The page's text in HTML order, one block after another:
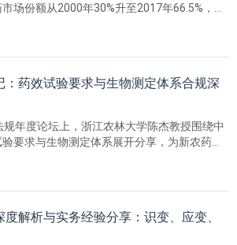
场份额从2000年30%升至2017年66.5%，成
战略方向，但需突破简单仿制，聚焦精准选品
路径有四种：新农药登记；非相同原药登记；
相同原药登记（自行认定）。
：药效试验要求与生物测定体系合规深
年度论坛上，浙江农林大学陈杰教授围绕中
要求与生物测定体系展开分享，为新农药合
引。新农药登记药效评价核心包含五方面：一
抗性风险评估资料；三是效益分析；四是综合
资料。生物测定体系贯穿新农药研发全流
解析与实务经验分享：识变、应变、